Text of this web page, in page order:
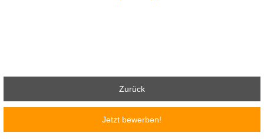
Zurück
Jetzt bewerben!